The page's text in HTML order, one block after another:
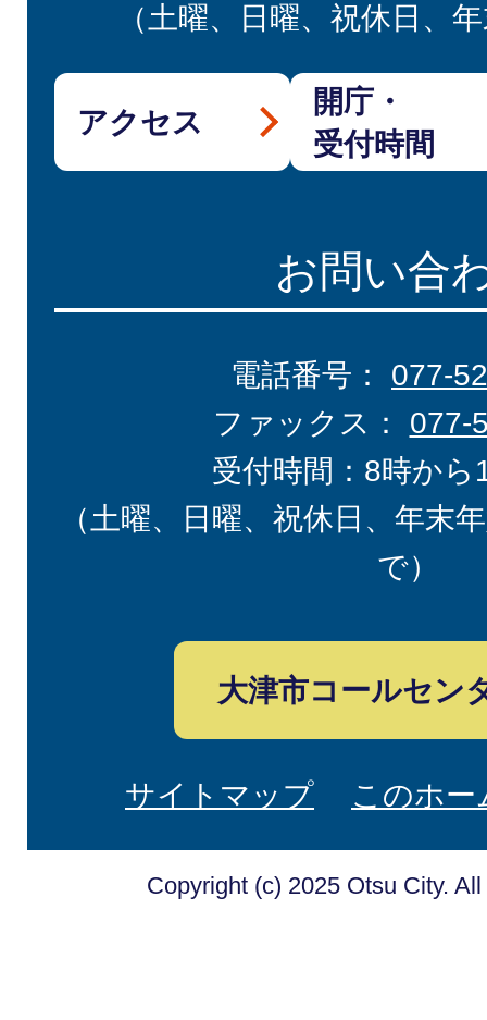
（土曜、日曜、祝休日、
アクセス
開庁・
受付時間
お問い合
電話番号： 077-
ファックス： 077-
受付時間：8時から
（土曜、日曜、祝休日、年末
で）
大津市コールセン
サイトマップ このホ
Copyright (c) 2025 Otsu City.